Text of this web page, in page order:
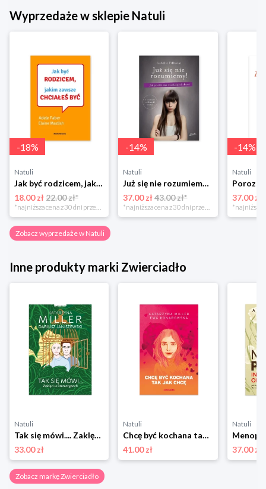
Wyprzedaże w sklepie Natuli
-18%
Natuli
Jak być rodzicem, jakim zawsze chciałeś być Media rodzina
18.00 zł22.00 zł*
*najniższa cena z 30 dni przed obniżką
-14%
Natuli
Już się nie rozumiemy! Jak przeżyć czas trzaskających drzwi Esprit
37.00 zł 43.00 zł*
*najniższa cena z 30 dni przed obniżką
-14%
Natuli
37.00 zł
Zobacz wyprzedaże w Natuli
Inne produkty marki Zwierciadło
Natuli
Tak się mówi.... Zaklęci w stereotypach Zwierciadło
33.00 zł
Natuli
Chcę być kochana tak jak chcę Zwierciadło
41.00 zł
Natuli
37.00 zł
Zobacz markę Zwierciadło